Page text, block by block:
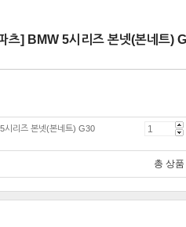
츠] BMW 5시리즈 본넷(본네트)
시리즈 본넷(본네트) G30
총 상